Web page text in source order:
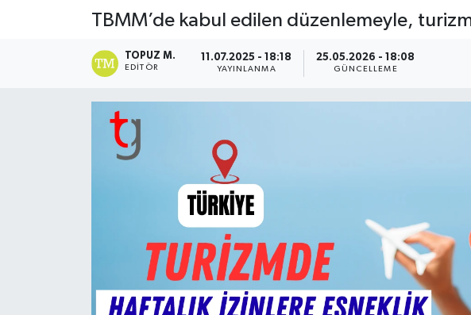
TBMM’de kabul edilen düzenlemeyle,
TOPUZ M.
EDITÖR
11.07.2025 - 18:18
YAYINLANMA
25.05.2026 - 18:08
GÜNCELLEME
TEKNOLOJİ
TÜRKİYE
Haber Arşivi